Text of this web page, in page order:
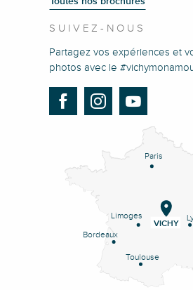
SUIVEZ-NOUS
Partagez vos expériences et
photos avec le
Paris
Limoges
Bordeaux
Toulouse
VICHY